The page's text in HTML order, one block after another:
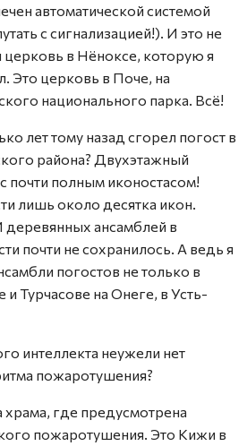
автоматической системой
с сигнализацией!). И это не
церковь в Нёноксе, которую я
Это церковь в Поче, на
национального парка. Всё!
лет тому назад сгорел погост в
района? Двухэтажный
почти полным иконостасом!
лишь около десятка икон.
деревянных ансамблей в
почти не сохранилось. А ведь я
погостов не только в
и Турчасове на Онеге, в Усть-
интеллекта неужели нет
пожаротушения?
где предусмотрена
пожаротушения. Это Кижи в